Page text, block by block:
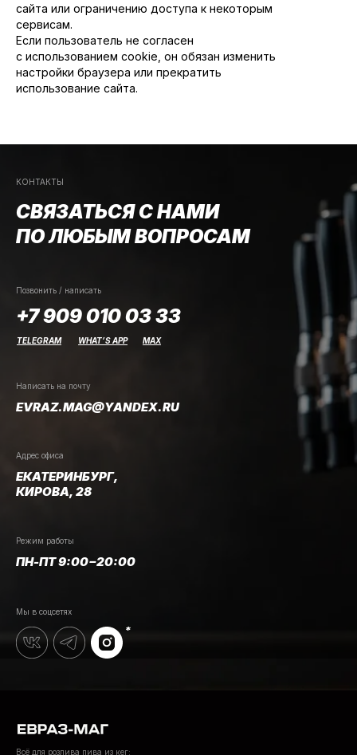
сайта или ограничению доступа к некоторым
сервисам.
Если пользователь не согласен
с использованием cookie, он обязан изменить
настройки браузера или прекратить
использование сайта.
СВЯЗАТЬСЯ С НАМИ
ПО ЛЮБЫМ ВОПРОСАМ
КОНТАКТЫ
Мы в соцсетях
Режим работы
ПН-ПТ 9:00−20:00
+7 909 010 03 33
Позвонить / написать
WHAT’S APP MAX
TELEGRAM
Написать на почту
EVRAZ.MAG@YANDEX.RU
Адрес офиса
ЕКАТЕРИНБУРГ,
КИРОВА, 28
Всё для розлива пива из кег: